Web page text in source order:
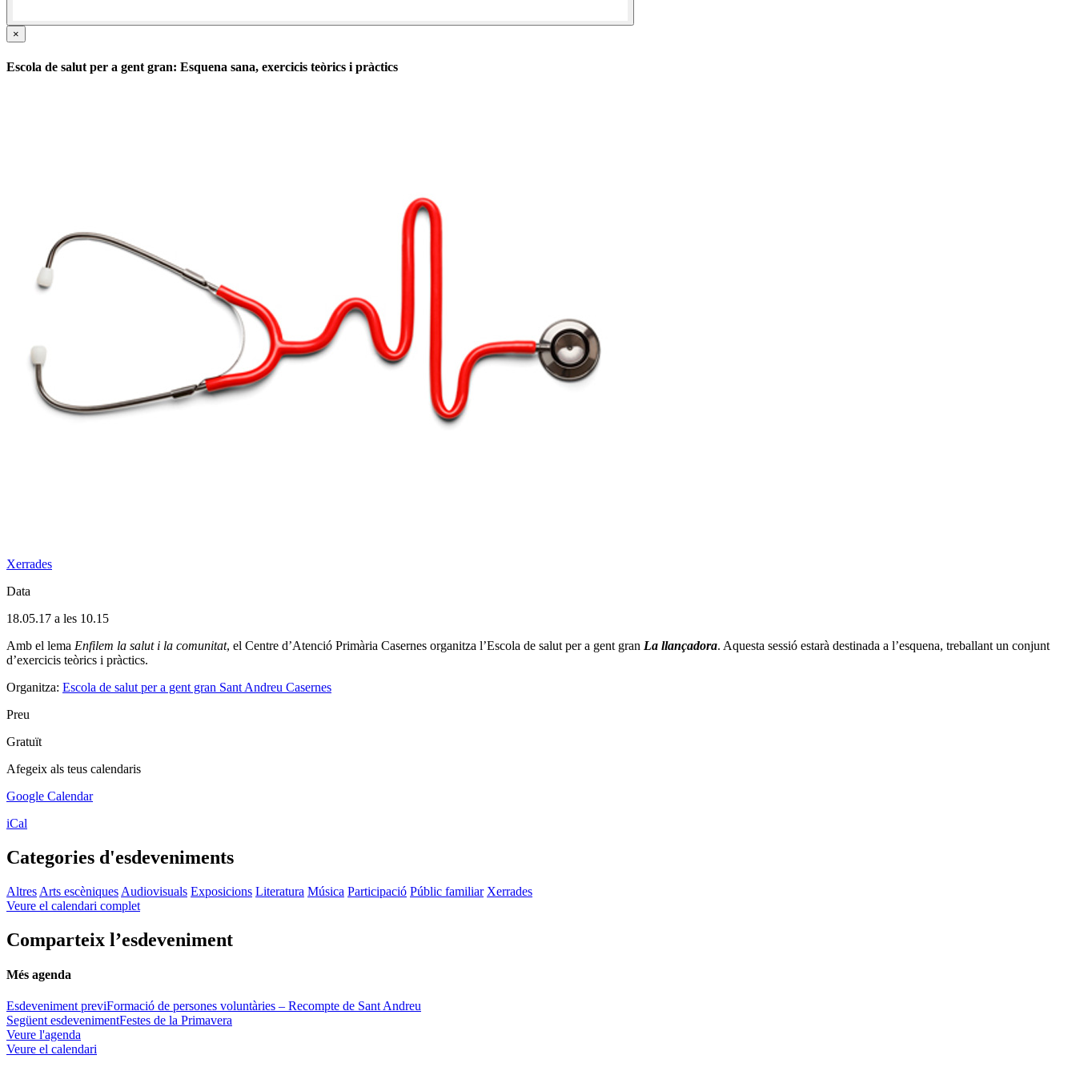
×
Escola de salut per a gent gran: Esquena sana, exercicis teòrics i pràctics
Xerrades
Data
18.05.17 a les 10.15
Amb el lema Enfilem la salut i la comunitat, el Centre d’Atenció Primària Casernes organitza l’Escola de salut per a gent gran La llançadora. Aquesta sessió estarà destinada a l’esquena, treballant un conjunt
d’exercicis teòrics i pràctics.
Organitza: Escola de salut per a gent gran Sant Andreu Casernes
Preu
Gratuït
Afegeix als teus calendaris
Google Calendar
iCal
Categories d'esdeveniments
Altres Arts escèniques Audiovisuals Exposicions Literatura Música Participació Públic familiar Xerrades
Veure el calendari complet
Comparteix l’esdeveniment
Més agenda
Esdeveniment previFormació de persones voluntàries – Recompte de Sant Andreu
Següent esdevenimentFestes de la Primavera
Veure l'agenda
Veure el calendari